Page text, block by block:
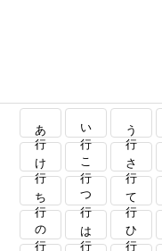
あ行 い行 う行
け行 こ行 さ行
ち行 つ行 て行
の行 は行 ひ行